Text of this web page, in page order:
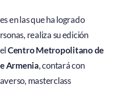
en las que ha logrado
realiza su edición
Centro Metropolitano de
Armenia, contará con
masterclass